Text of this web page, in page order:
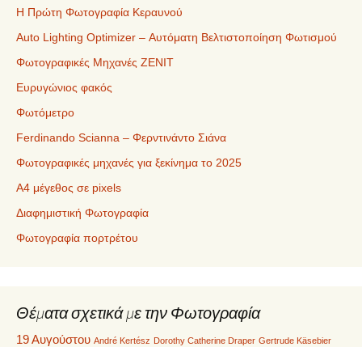
Η Πρώτη Φωτογραφία Κεραυνού
Auto Lighting Optimizer – Αυτόματη Βελτιστοποίηση Φωτισμού
Φωτογραφικές Μηχανές ZENIT
Ευρυγώνιος φακός
Φωτόμετρο
Ferdinando Scianna – Φερντινάντο Σιάνα
Φωτογραφικές μηχανές για ξεκίνημα το 2025
Α4 μέγεθος σε pixels
Διαφημιστική Φωτογραφία
Φωτογραφία πορτρέτου
Θέματα σχετικά με την Φωτογραφία
19 Αυγούστου André Kertész Dorothy Catherine Draper Gertrude Käsebier